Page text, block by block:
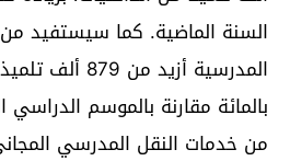
السنة الماضية. كما سيستفيد
بالمائة مقارنة بالموسم